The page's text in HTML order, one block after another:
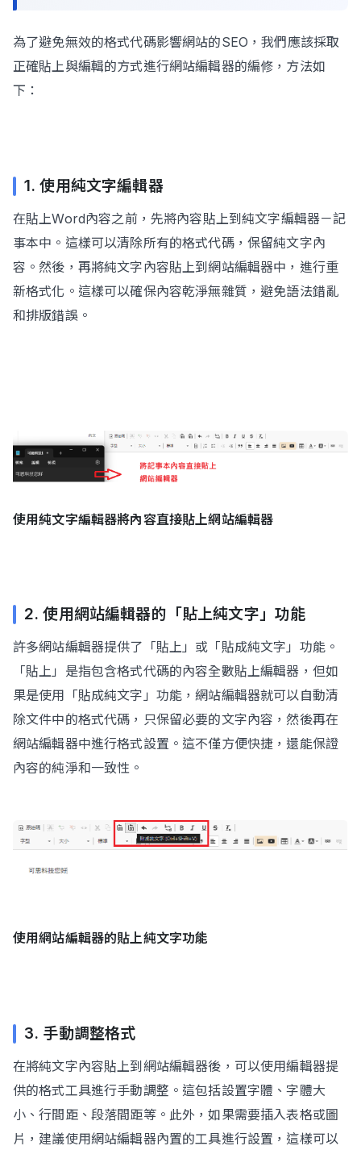
為了避免無效的格式代碼影響網站的SEO，我們應該採取
正確貼上與編輯的方式進行網站編輯器的編修，方法如
下：
1. 使用純文字編輯器
在貼上Word內容之前，先將內容貼上到純文字編輯器－記
事本中。這樣可以清除所有的格式代碼，保留純文字內
容。然後，再將純文字內容貼上到網站編輯器中，進行重
新格式化。這樣可以確保內容乾淨無雜質，避免語法錯亂
和排版錯誤。
使用純文字編輯器將內容直接貼上網站編輯器
2. 使用網站編輯器的「貼上純文字」功能
許多網站編輯器提供了「貼上」或「貼成純文字」功能。
「貼上」是指包含格式代碼的內容全數貼上編輯器，但如
果是使用「貼成純文字」功能，網站編輯器就可以自動清
除文件中的格式代碼，只保留必要的文字內容，然後再在
網站編輯器中進行格式設置。這不僅方便快捷，還能保證
內容的純淨和一致性。
使用網站編輯器的貼上純文字功能
3. 手動調整格式
在將純文字內容貼上到網站編輯器後，可以使用編輯器提
供的格式工具進行手動調整。這包括設置字體、字體大
小、行間距、段落間距等。此外，如果需要插入表格或圖
片，建議使用網站編輯器內置的工具進行設置，這樣可以